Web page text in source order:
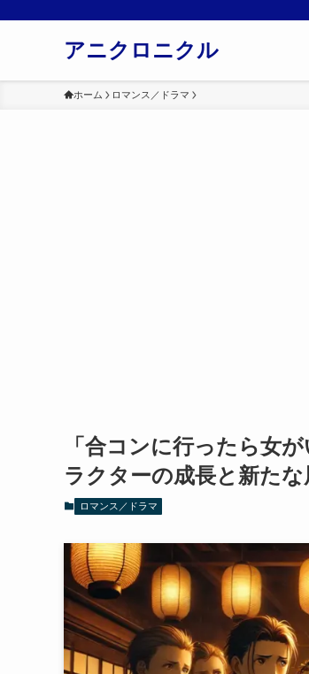
アニクロニクル
ホーム ロマンス／ドラマ
「合コンに行ったら女
ラクターの成長と新たな
ロマンス／ドラマ